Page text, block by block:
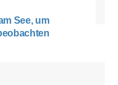
See, um